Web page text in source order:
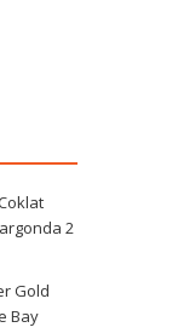
2
Gold
Bay